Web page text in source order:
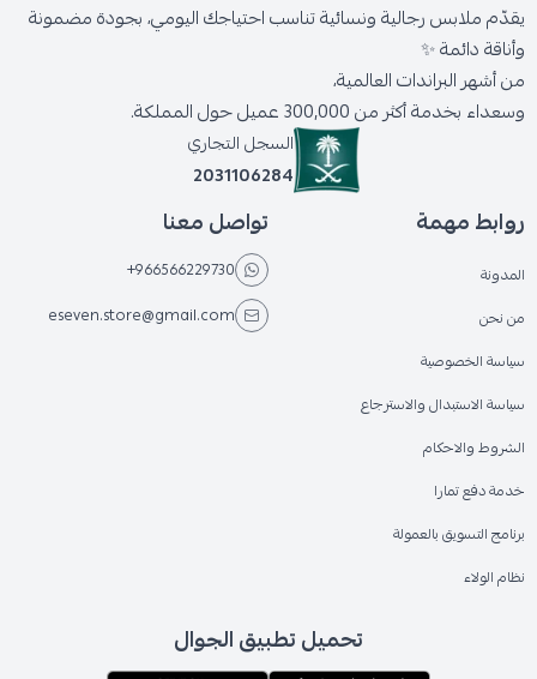
يقدّم ملابس رجالية ونسائية تناسب احتياجك اليومي، بجودة مضمونة
وأناقة دائمة ✨
من أشهر البراندات العالمية،
وسعداء بخدمة أكثر من 300,000 عميل حول المملكة.
السجل التجاري
2031106284
روابط مهمة
المدونة
من نحن
سياسة الخصوصية
سياسة الاستبدال والاسترجاع
الشروط والاحكام
خدمة دفع تمارا
برنامج التسويق بالعمولة
نظام الولاء
تواصل معنا
+966566229730
eseven.store@gmail.com
تحميل تطبيق الجوال